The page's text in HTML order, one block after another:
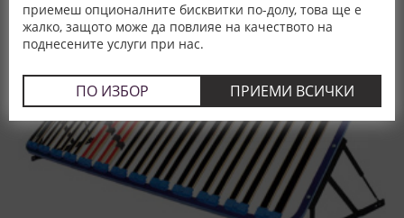
приемеш опционалните бисквитки по-долу, това ще е
жалко, защото може да повлияе на качеството на
поднесените услуги при нас.
ПО ИЗБОР ПРИЕМИ ВСИЧКИ